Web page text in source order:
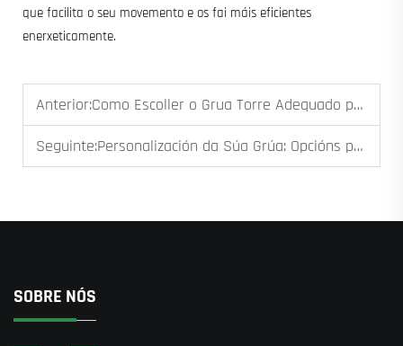
que facilita o seu movemento e os fai máis eficientes
enerxeticamente.
Anterior:Como Escoller o Grua Torre Adequado para o Seu Proxecto de Construción de Edificios Altos
Seguinte:Personalización da Súa Grúa: Opcións para Automatización, Control Remoto e Elevadores Especializados
SOBRE NÓS